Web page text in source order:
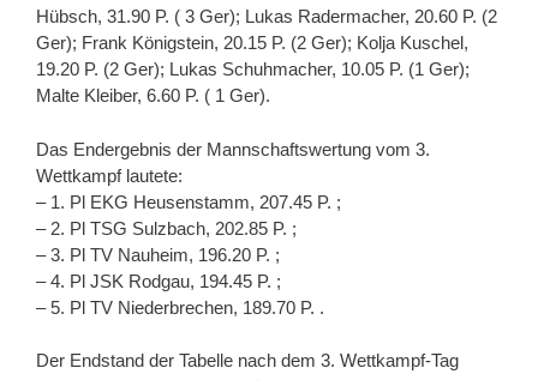
Hübsch, 31.90 P. ( 3 Ger); Lukas Radermacher, 20.60 P. (2
Ger); Frank Königstein, 20.15 P. (2 Ger); Kolja Kuschel,
19.20 P. (2 Ger); Lukas Schuhmacher, 10.05 P. (1 Ger);
Malte Kleiber, 6.60 P. ( 1 Ger).
Das Endergebnis der Mannschaftswertung vom 3.
Wettkampf lautete:
– 1. Pl EKG Heusenstamm, 207.45 P. ;
– 2. Pl TSG Sulzbach, 202.85 P. ;
– 3. Pl TV Nauheim, 196.20 P. ;
– 4. Pl JSK Rodgau, 194.45 P. ;
– 5. Pl TV Niederbrechen, 189.70 P. .
Der Endstand der Tabelle nach dem 3. Wettkampf-Tag